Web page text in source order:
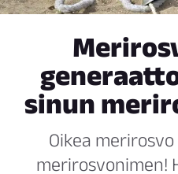
sinun
Oikea
merirosvonimen!